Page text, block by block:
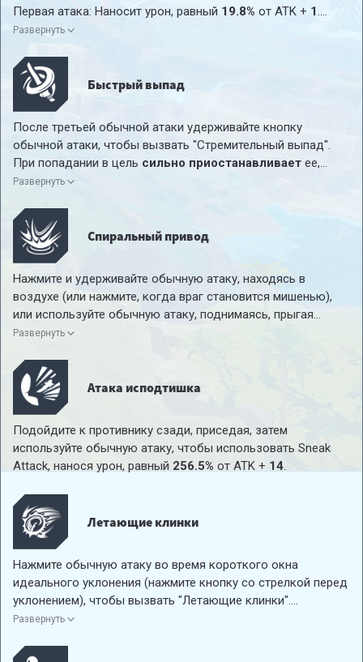
отбрасывает цель на небольшое расстояние.
Первая атака: Наносит урон, равный 19.8% от ATK + 1.
Вторая атака: Наносит урон, равный
Четвертая атака: Наносит урон, равный
Развернуть
Быстрый выпад
После третьей обычной атаки удерживайте кнопку
обычной атаки, чтобы вызвать "Стремительный выпад".
При попадании в цель сильно приостанавливает ее,
нанося общий урон, равный
Развернуть
Спиральный привод
Нажмите и удерживайте обычную атаку, находясь в
воздухе (или нажмите, когда враг становится мишенью),
или используйте обычную атаку, поднимаясь, прыгая
назад или используя джетпак, чтобы вызвать "Спиральное
Падая, наносите урон, равный
каждом попадании.
Развернуть
Атака исподтишка
Подойдите к противнику сзади, приседая, затем
используйте обычную атаку, чтобы использовать Sneak
Attack, нанося урон, равный 256.5% от ATK + 14.
Летающие клинки
Нажмите обычную атаку во время короткого окна
идеального уклонения (нажмите кнопку со стрелкой перед
уклонением), чтобы вызвать "Летающие клинки".
При попадании в цель они
касаться, чтобы бросить еще до
Развернуть